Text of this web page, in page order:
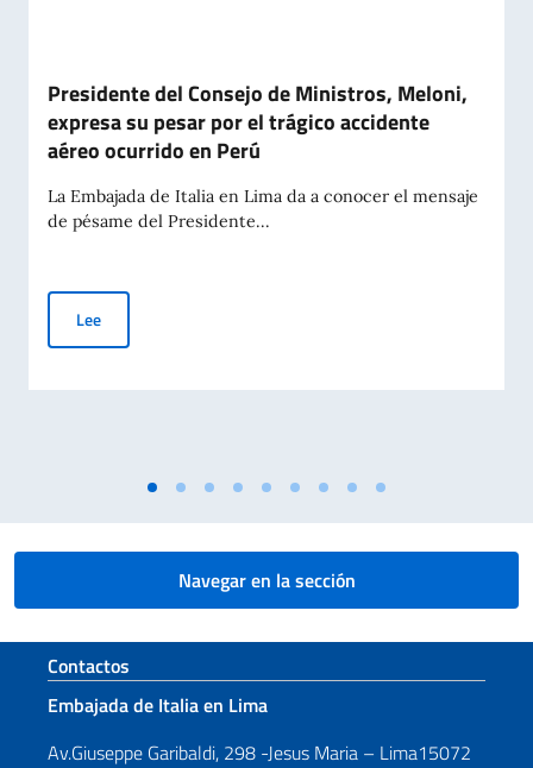
Presidente del Consejo de Ministros, Meloni,
expresa su pesar por el trágico accidente
aéreo ocurrido en Perú
La Embajada de Italia en Lima da a conocer el mensaje
de pésame del Presidente...
LeePresidente del Consejo de Ministros, Meloni, expresa su
Navegar en la sección
Sezione footer
Contactos
Embajada de Italia en Lima
Av.Giuseppe Garibaldi, 298 -Jesus Maria – Lima15072